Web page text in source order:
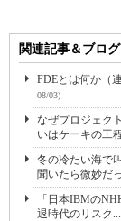
関連記事＆ブロ
FDEとは何か（
08/03)
なぜプロジェク
いはケーキの工
冬の冷たい海で
聞いたら微妙だ
「日本IBMの
退時代のリスク...